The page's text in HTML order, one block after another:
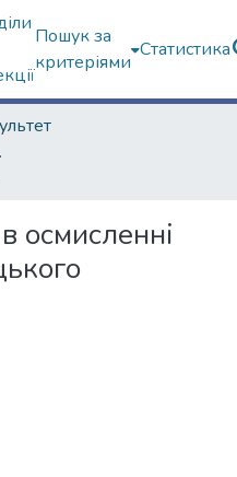
Пошук за
критеріями
Статистика
осмисленні